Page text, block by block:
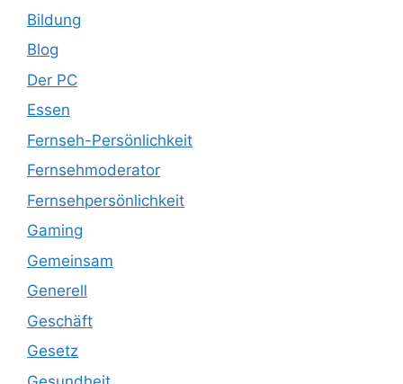
Bildung
Blog
Der PC
Essen
Fernseh-Persönlichkeit
Fernsehmoderator
Fernsehpersönlichkeit
Gaming
Gemeinsam
Generell
Geschäft
Gesetz